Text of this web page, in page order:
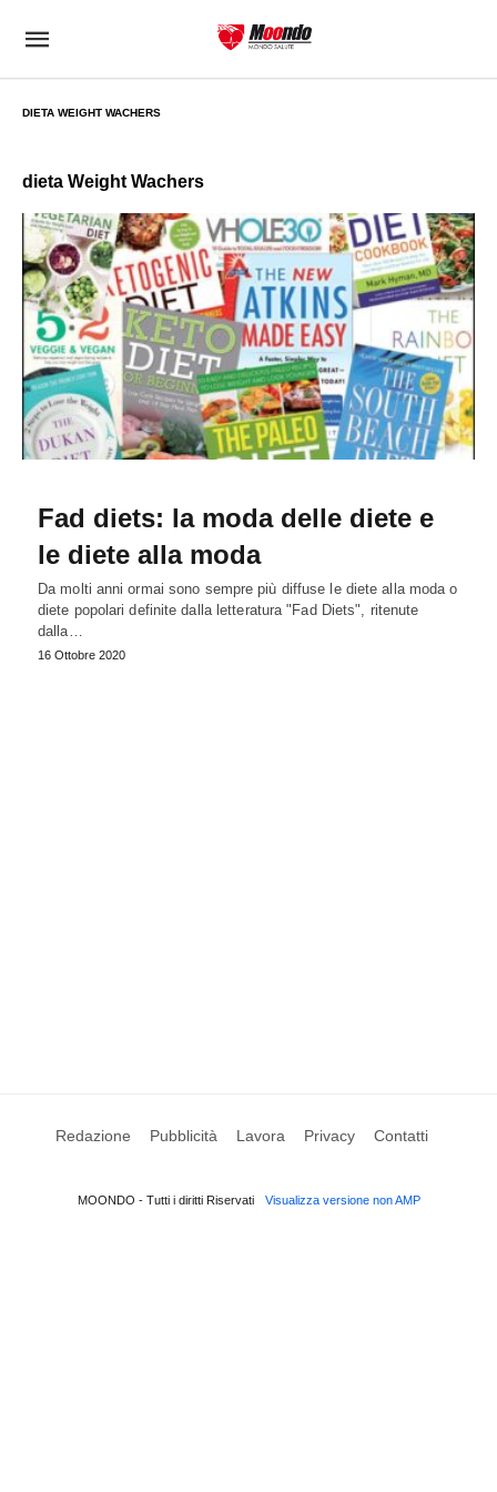
DIETA WEIGHT WACHERS
dieta Weight Wachers
Fad diets: la moda delle diete e
le diete alla moda
Da molti anni ormai sono sempre più diffuse le diete alla moda o
diete popolari definite dalla letteratura "Fad Diets", ritenute
dalla…
16 Ottobre 2020
Redazione Pubblicità Lavora Privacy Contatti
MOONDO - Tutti i diritti Riservati Visualizza versione non AMP